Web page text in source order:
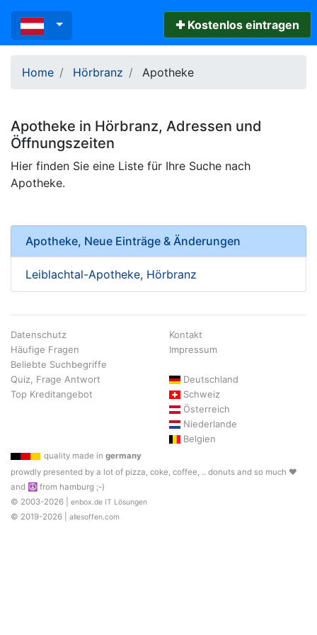
✚ Kostenlos eintragen
Home Hörbranz Apotheke
Apotheke in Hörbranz, Adressen und
Öffnungszeiten
Hier finden Sie eine Liste für Ihre Suche nach
Apotheke.
Apotheke, Neue Einträge & Änderungen
Leiblachtal-Apotheke, Hörbranz
Datenschutz
Häufige Fragen
Beliebte Suchbegriffe
Quiz, Frage Antwort
Top Kreditangebot
Kontakt
Impressum
Deutschland
Schweiz
Österreich
Niederlande
Belgien
quality made in germany
prowdly presented by a lot of pizza, coke, coffee, .. donuts and so much ♥
and ☮ from hamburg ;-)
© 2003-2026 | enbox.de IT Lösungen
© 2019-2026 | allesoffen.com